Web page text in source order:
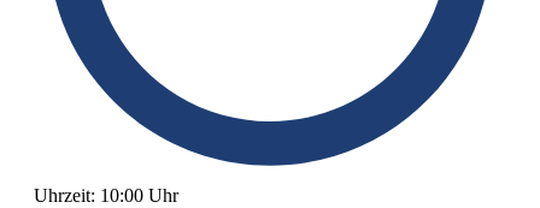
Uhrzeit: 10:00 Uhr